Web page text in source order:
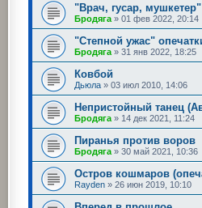
"Врач, гусар, мушкетер"
Бродяга » 01 фев 2022, 20:14
"Степной ужас"
Бродяга » 31 янв 2022, 18:25
Ковбой
Дьюла » 03 июл 2010, 14:06
Непристойный танец
Бродяга » 14 дек 2021, 11:24
Пиранья против воров
Бродяга » 30 май 2021, 10:36
Остров кошмаров
Rayden » 26 июн 2019, 10:10